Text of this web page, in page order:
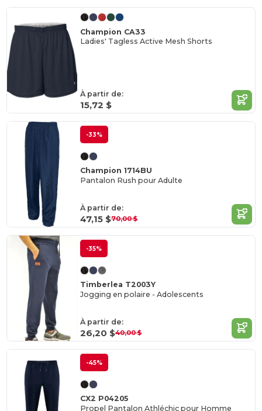
Champion CA33
Ladies' Tagless Active Mesh Shorts
À partir de:
15,72 $
-33%
Champion 1714BU
Pantalon Rush pour Adulte
À partir de:
47,15 $70,00 $
-35%
Timberlea T2003Y
Jogging en polaire - Adolescents
À partir de:
26,20 $40,00 $
-45%
CX2 P04205
Propel Pantalon Athléchic pour Homme